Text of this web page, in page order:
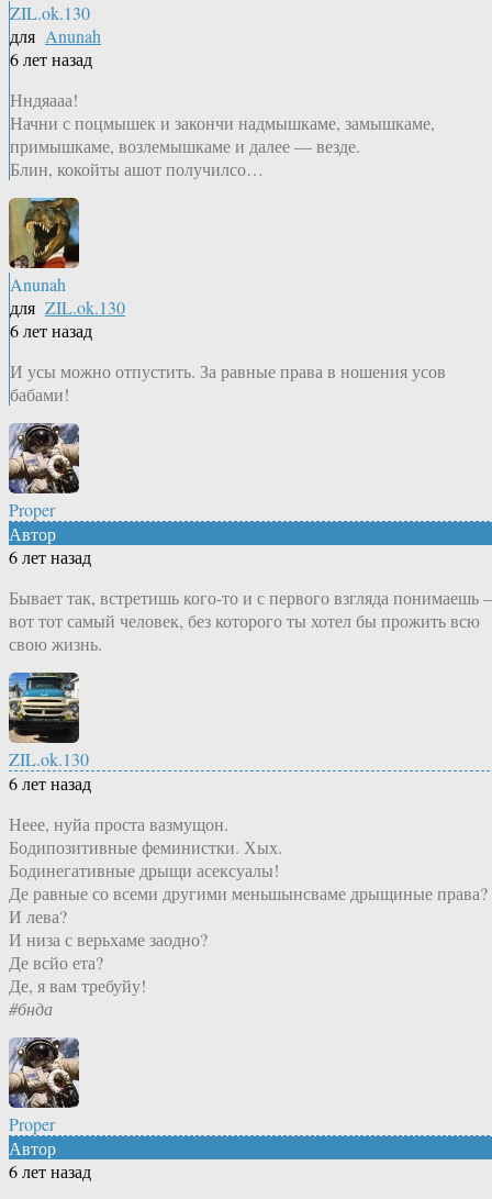
ZIL.ok.130
для Anunah
6 лет назад
Нндяааа!
Начни с поцмышек и закончи надмышкаме, замышкаме,
примышкаме, возлемышкаме и далее — везде.
Блин, кокойты ашот получилсо…
Anunah
для ZIL.ok.130
6 лет назад
И усы можно отпустить. За равные права в ношения усов
бабами!
Proper
Автор
6 лет назад
Бывает так, встретишь кого-то и с первого взгляда понимаешь
вот тот самый человек, без которого ты хотел бы прожить всю
свою жизнь.
ZIL.ok.130
6 лет назад
Неее, нуйа проста вазмущон.
Бодипозитивные феминистки. Хых.
Бодинегативные дрыщи асексуалы!
Де равные со всеми другими меньшынсваме дрыщиные права?
И лева?
И низа с верьхаме заодно?
Де всйо ета?
Де, я вам требуйу!
#бнда
Proper
Автор
6 лет назад